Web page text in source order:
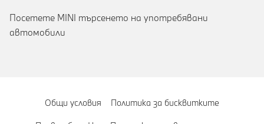
Посетете MINI търсенето на употребявани
автомобили
Общи условия Политика за бисквитките